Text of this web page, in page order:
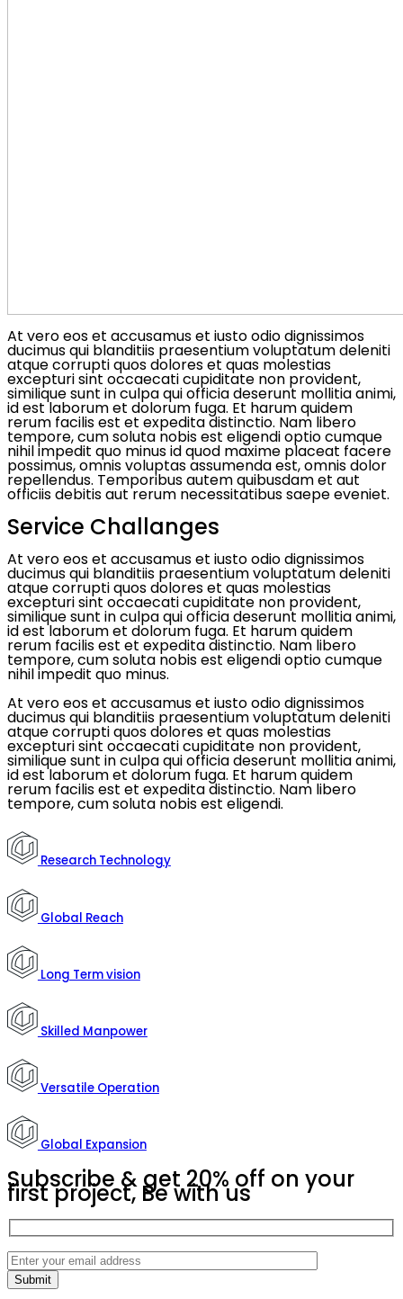
At vero eos et accusamus et iusto odio dignissimos
ducimus qui blanditiis praesentium voluptatum deleniti
atque corrupti quos dolores et quas molestias
excepturi sint occaecati cupiditate non provident,
similique sunt in culpa qui officia deserunt mollitia animi,
id est laborum et dolorum fuga. Et harum quidem
rerum facilis est et expedita distinctio. Nam libero
tempore, cum soluta nobis est eligendi optio cumque
nihil impedit quo minus id quod maxime placeat facere
possimus, omnis voluptas assumenda est, omnis dolor
repellendus. Temporibus autem quibusdam et aut
officiis debitis aut rerum necessitatibus saepe eveniet.
Service Challanges
At vero eos et accusamus et iusto odio dignissimos
ducimus qui blanditiis praesentium voluptatum deleniti
atque corrupti quos dolores et quas molestias
excepturi sint occaecati cupiditate non provident,
similique sunt in culpa qui officia deserunt mollitia animi,
id est laborum et dolorum fuga. Et harum quidem
rerum facilis est et expedita distinctio. Nam libero
tempore, cum soluta nobis est eligendi optio cumque
nihil impedit quo minus.
At vero eos et accusamus et iusto odio dignissimos
ducimus qui blanditiis praesentium voluptatum deleniti
atque corrupti quos dolores et quas molestias
excepturi sint occaecati cupiditate non provident,
similique sunt in culpa qui officia deserunt mollitia animi,
id est laborum et dolorum fuga. Et harum quidem
rerum facilis est et expedita distinctio. Nam libero
tempore, cum soluta nobis est eligendi.
Research Technology
Global Reach
Long Term vision
Skilled Manpower
Versatile Operation
Global Expansion
Subscribe & get 20% off on your
first project,Be with us
Submit